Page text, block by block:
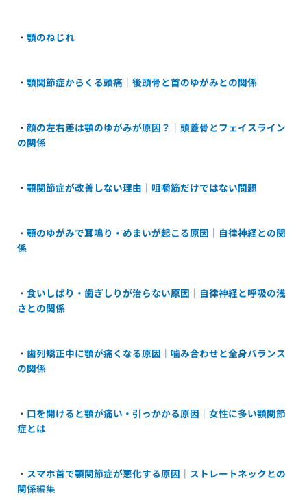
・ 顎のねじれ
・ 顎関節症からくる頭痛｜後頭骨と首のゆがみとの関係
・ 顔の左右差は顎のゆがみが原因？｜頭蓋骨とフェイスライン
の関係
・ 顎関節症が改善しない理由｜咀嚼筋だけではない問題
・ 顎のゆがみで耳鳴り・めまいが起こる原因｜自律神経との関
係
・ 食いしばり・歯ぎしりが治らない原因｜自律神経と呼吸の浅
さとの関係
・ 歯列矯正中に顎が痛くなる原因｜噛み合わせと全身バランス
の関係
・ 口を開けると顎が痛い・引っかかる原因｜女性に多い顎関節
症とは
・ スマホ首で顎関節症が悪化する原因｜ストレートネックとの
関係編集